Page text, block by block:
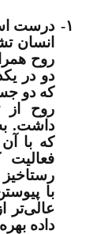
۱-
درست
انسان
روح
دو در
که دو
روح از
داشت.
که با
فعالیت
با
عالی‌تر
داده